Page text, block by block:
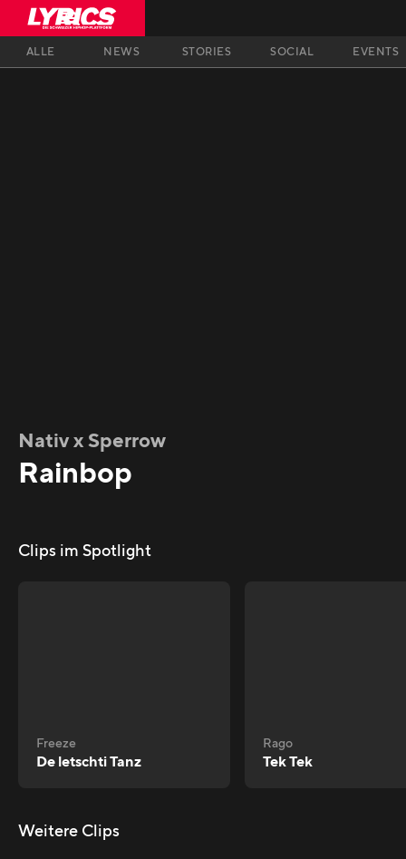
ALLE NEWS STORIES SOCIAL EVENTS
Nativ x Sperrow
Rainbop
Clips im Spotlight
Freeze
De letschti Tanz
Rago
Tek Tek
Weitere Clips